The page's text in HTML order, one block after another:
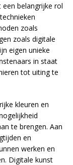
een belangrijke rol
zoals
zoals digitale
eigen unieke
in staat
tot uiting te
kleuren en
te brengen. Aan
en
werken en
Digitale kunst